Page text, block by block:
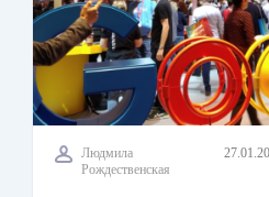
Людмила
Рождественская